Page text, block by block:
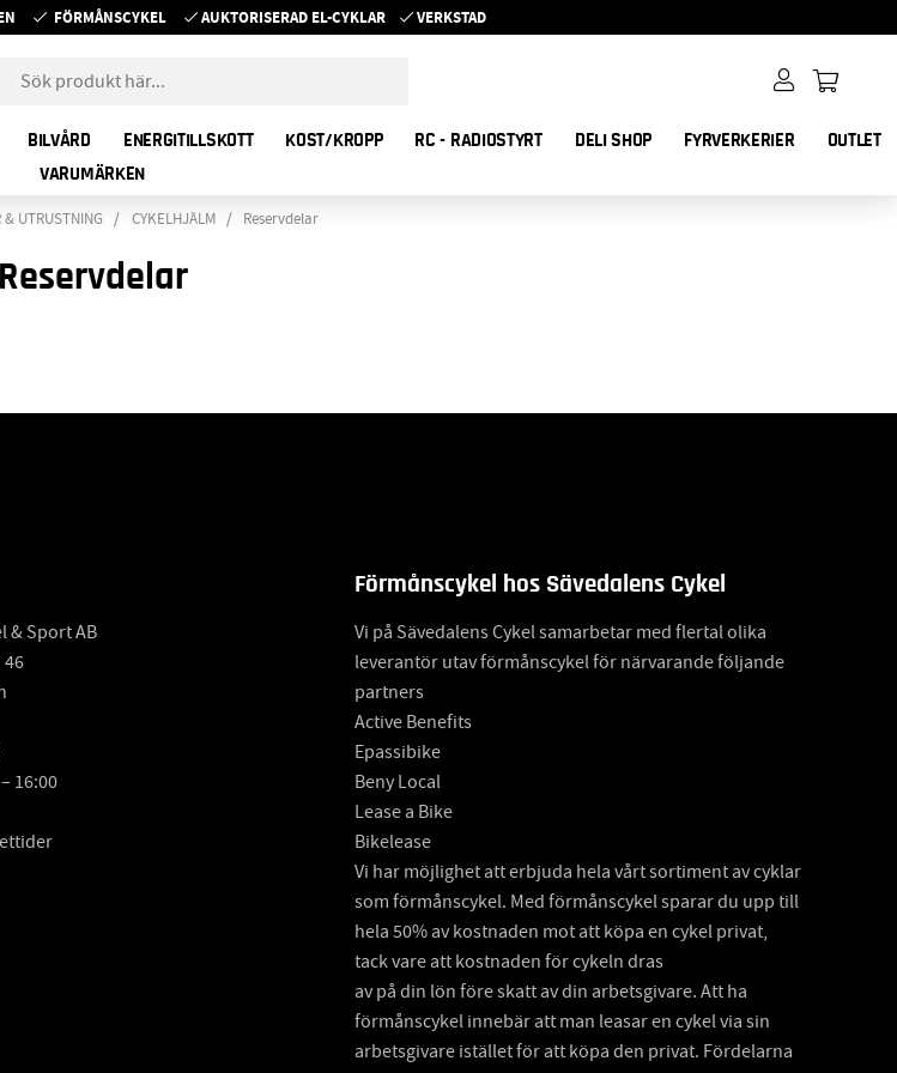
FÖRMÅNSCYKEL AUKTORISERAD EL-CYKLAR VERKSTAD
BILVÅRD ENERGITILLSKOTT KOST/KROPP RC - RADIOSTYRT DELI SHOP FYRVERKERIER
OUTLET
VARUMÄRKEN
& UTRUSTNING CYKELHJÄLM Reservdelar
Reservdelar
& Sport AB
46
16:00
Förmånscykel hos Sävedalens Cykel
Vi på Sävedalens Cykel samarbetar med flertal olika
leverantör utav förmånscykel för närvarande följande
partners
Active Benefits
Epassibike
Beny Local
Lease a Bike
Bikelease
Vi har möjlighet att erbjuda hela vårt sortiment av cyklar
som förmånscykel. Med förmånscykel sparar du upp till
hela 50% av kostnaden mot att köpa en cykel privat,
tack vare att kostnaden för cykeln dras
av på din lön före skatt av din arbetsgivare. Att ha
förmånscykel innebär att man leasar en cykel via sin
arbetsgivare istället för att köpa den privat. Fördelarna